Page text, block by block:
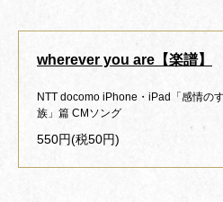
wherever you are【楽譜】
NTT docomo iPhone・iPad「感情の
族」篇 CMソング
550円(税50円)